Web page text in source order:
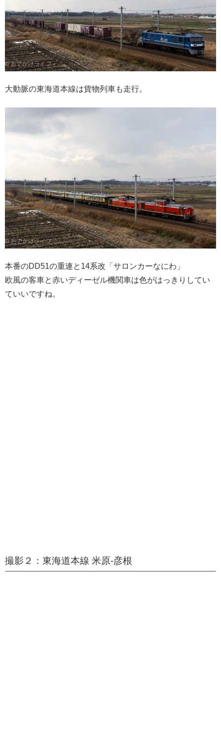
大動脈の東海道本線は貨物列車も走行。
本番のDD51の重連と14系改「サロンカーなにわ」
欧風の客車と赤いディーゼル機関車は色がはっきりしてい
ていいですね。
撮影２：東海道本線 米原-彦根